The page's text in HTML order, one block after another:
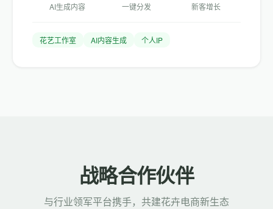
AI生成内容 一键分发 新客增长
花艺工作室 AI内容生成 个人IP
战略合作伙伴
与行业领军平台携手，共建花卉电商新生态